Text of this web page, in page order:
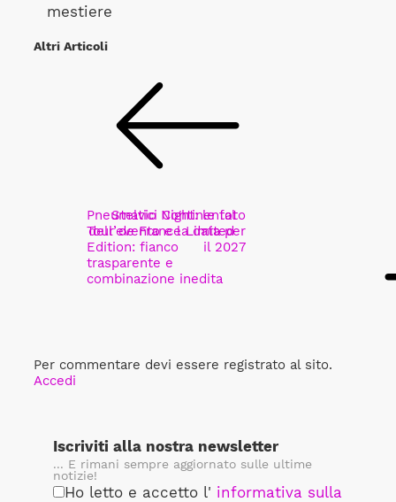
mestiere
Altri Articoli
Pneumatici Continental
Tour de France Limited
Edition: fianco
trasparente e
combinazione inedita
Stelvio Night: le foto
dell’evento e la data per
il 2027
Per commentare devi essere registrato al sito.
Accedi
Iscriviti alla nostra newsletter
... E rimani sempre aggiornato sulle ultime
notizie!
Ho letto e accetto l' informativa sulla